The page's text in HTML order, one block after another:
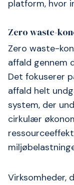
platform, hvor
Zero waste-
Zero waste-
affald gennem
Det fokuserer
affald helt
system, der
cirkulær
Virksomheder,